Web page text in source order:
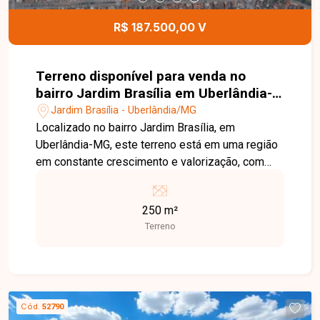
R$ 187.500,00 V
Terreno disponível para venda no
bairro Jardim Brasília em Uberlândia-
MGJardim Brasília - Uberlândia/MG
Localizado no bairro Jardim Brasília, em
Uberlândia-MG, este terreno está em uma região
em constante crescimento e valorização, com
principais vias da cidade e próximo a
supermercados, escolas, farmácias, comércios e
diversos serviços, proporcionando praticidade e
oferece excelente aproveitamento para projetos
residenciais, sendo ideal para a construção da
250 m²
Terreno
Cód. 52790